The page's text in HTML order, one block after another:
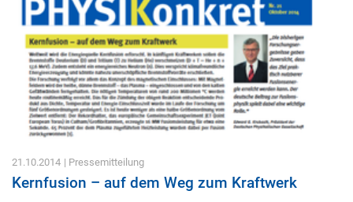
21.10.2014 | Pressemitteilung
Kernfusion – auf dem Weg zum Kraftwerk